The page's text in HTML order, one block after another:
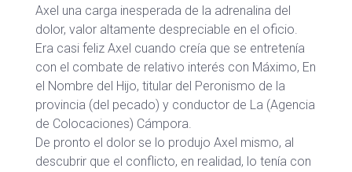
Axel una carga inesperada de la adrenalina del
dolor, valor altamente despreciable en el oficio.
Era casi feliz Axel cuando creía que se entretenía
con el combate de relativo interés con Máximo, En
el Nombre del Hijo, titular del Peronismo de la
provincia (del pecado) y conductor de La (Agencia
de Colocaciones) Cámpora.
De pronto el dolor se lo produjo Axel mismo, al
descubrir que el conflicto, en realidad, lo tenía con